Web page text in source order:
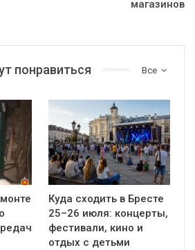
магазинов
Все
понравиться
Куда сходить в Бресте
25–26 июля: концерты,
фестивали, кино и
отдых с детьми